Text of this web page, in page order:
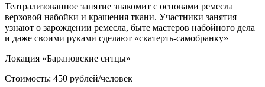
Театрализованное занятие знакомит с основами ремесла
верховой набойки и крашения ткани. Участники занятия
узнают о зарождении ремесла, быте мастеров набойного дела
и даже своими руками сделают «скатерть-самобранку»
Локация «Барановские ситцы»
Стоимость: 450 рублей/человек